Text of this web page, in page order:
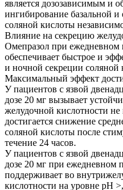
является дозозависимым и
ингибирование базальной
соляной кислоты
Влияние на секрецию
Омепразол при ежедневном
обеспечивает быстрое и
и ночной секреции соляной
Максимальный эффект
У пациентов с язвой
дозе 20 мг вызывает
желудочной кислотности
достигается снижение
соляной кислоты после
течение 24 часов.
У пациентов с язвой
дозе 20 мг при ежедневном
поддерживает во
кислотности на уровне рН